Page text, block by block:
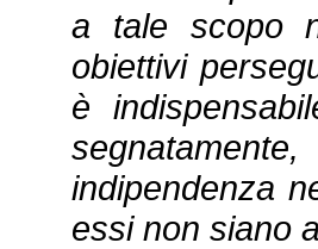
a tale scopo
obiettivi
è
indipendenza
essi non siano